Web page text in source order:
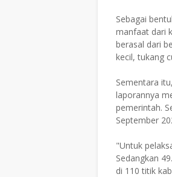
​Sebagai
manfaat dari
berasal dari
kecil, tukang
​Sementara
laporannya
pemerintah.
September
​"Untuk
Sedangkan
di 110 titik